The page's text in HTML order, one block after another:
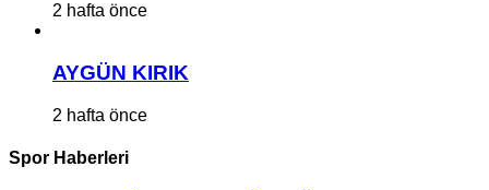
2 hafta önce
AYGÜN KIRIK
2 hafta önce
Spor Haberleri